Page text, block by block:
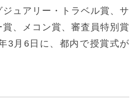
ュアリー・トラベル賞、サ
、メコン賞、審査員特別賞
3月6日に、都内で授賞式が